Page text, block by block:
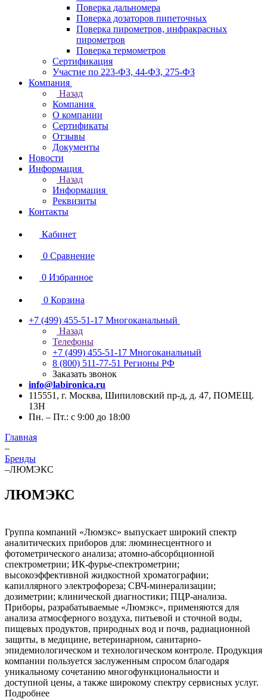
Поверка дальномера
Поверка дозаторов пипеточных
Поверка пирометров, инфракрасных
пирометров
Поверка термометров
Сертификация
Участие по 223-ФЗ, 44-ФЗ, 275-ФЗ
Компания
Назад
Компания
О компании
Сертификаты
Отзывы
Документы
Новости
Информация
Назад
Информация
Реквизиты
Контакты
Кабинет
0 Сравнение
0 Избранное
0 Корзина
+7 (499) 455-51-17 Многоканальный
Назад
Телефоны
+7 (499) 455-51-17 Многоканальный
8 (800) 511-77-51 Регионы РФ
Заказать звонок
info@labironica.ru
115551, г. Москва, Шипиловский пр-д, д. 47, ПОМЕЩ.
13Н
Пн. – Пт.: с 9:00 до 18:00
Главная
–
Бренды
–ЛЮМЭКС
ЛЮМЭКС
Группа компаний «Люмэкс» выпускает широкий спектр
аналитических приборов для: люминесцентного и
фотометрического анализа; атомно-абсорбционной
спектрометрии; ИК-фурье-спектрометрии;
высокоэффективной жидкостной хроматографии;
капиллярного электрофореза; СВЧ-минерализации;
дозиметрии; клинической диагностики; ПЦР-анализа.
Приборы, разрабатываемые «Люмэкс», применяются для
анализа атмосферного воздуха, питьевой и сточной воды,
пищевых продуктов, природных вод и почв, радиационной
защиты, в медицине, ветеринарном, санитарно-
эпидемиологическом и технологическом контроле. Продукция
компании пользуется заслуженным спросом благодаря
уникальному сочетанию многофункциональности и
доступной цены, а также широкому спектру сервисных услуг.
Подробнее